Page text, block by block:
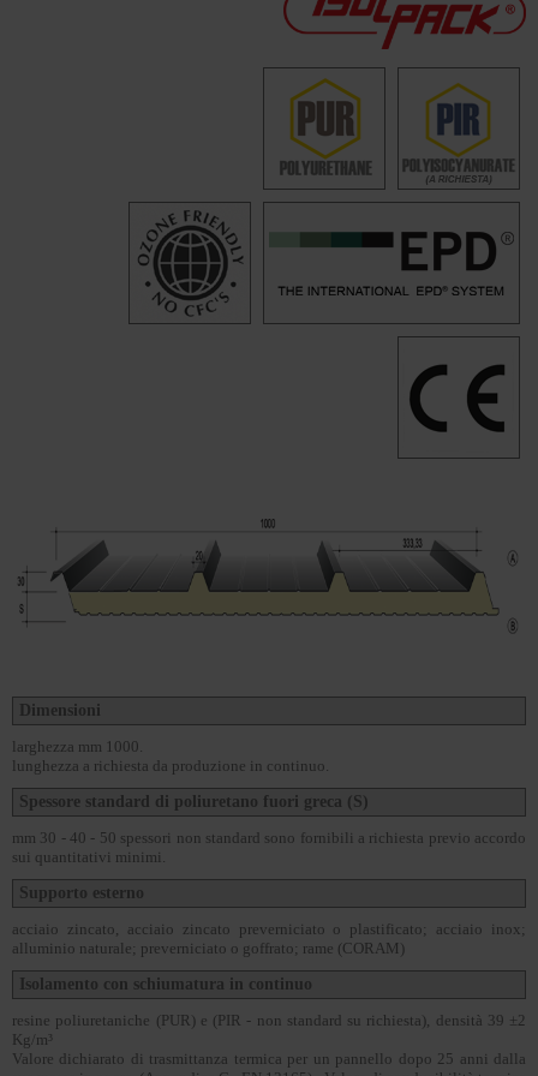
Dimensioni
larghezza mm 1000.
lunghezza a richiesta da produzione in continuo.
Spessore standard di poliuretano fuori greca (S)
mm 30 - 40 - 50 spessori non standard sono fornibili a richiesta previo accordo
sui quantitativi minimi.
Supporto esterno
acciaio zincato, acciaio zincato preverniciato o plastificato; acciaio inox;
alluminio naturale; preverniciato o goffrato; rame (CORAM)
Isolamento con schiumatura in continuo
resine poliuretaniche (PUR) e (PIR - non standard su richiesta), densità 39 ±2
Kg/m³
Valore dichiarato di trasmittanza termica per un pannello dopo 25 anni dalla